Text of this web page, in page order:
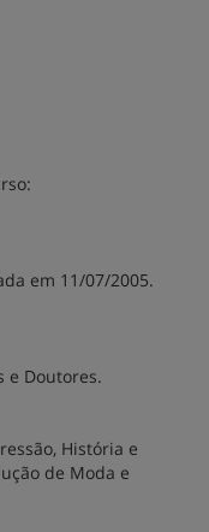
em 11/07/2005.
e Doutores.
História e
de Moda e